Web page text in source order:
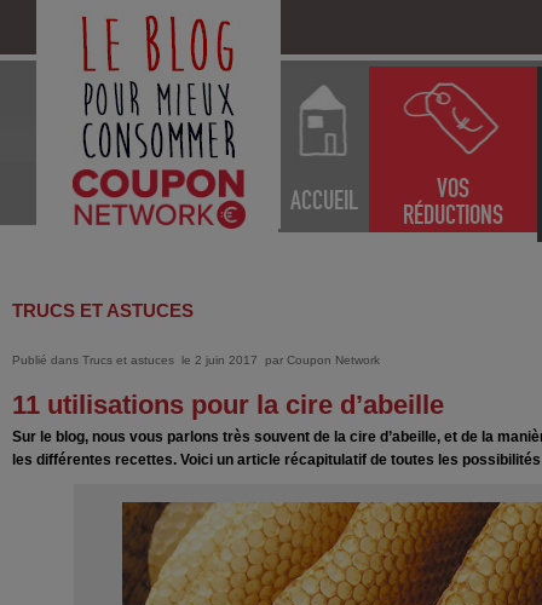
ACCUEIL
VOS
RÉDUCTIONS
TRUCS ET ASTUCES
Publié dans Trucs et astuces le 2 juin 2017 par Coupon Network
11 utilisations pour la cire d’abeille
Sur le blog, nous vous parlons très souvent de la cire d’abeille, et de la
les différentes recettes. Voici un article récapitulatif de toutes les